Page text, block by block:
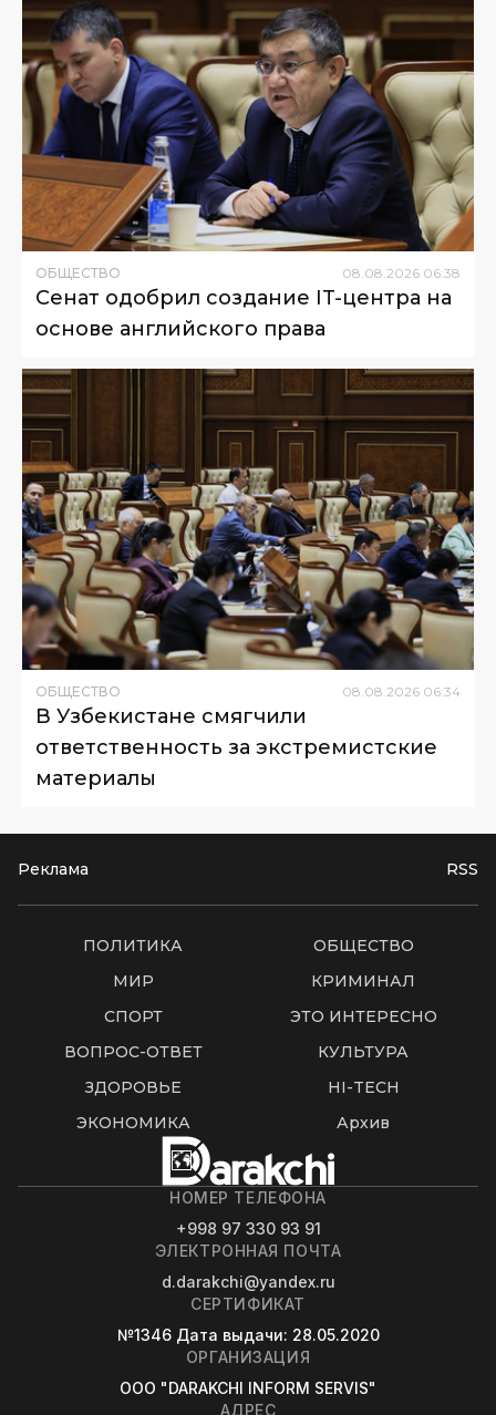
ОБЩЕСТВО 08 08 2026 06:38
Сенат одобрил создание IT-центра на
основе английского права
ОБЩЕСТВО 08.08.2026 06:34
В Узбекистане смягчили
ответственность за экстремистские
материалы
Реклама RSS
ПОЛИТИКА
ОБЩЕСТВО
МИР
КРИМИНАЛ
СПОРТ
ЭТО ИНТЕРЕСНО
ВОПРОС-ОТВЕТ
КУЛЬТУРА
ЗДОРОВЬЕ
HI-TECH
ЭКОНОМИКА
Архив
НОМЕР ТЕЛЕФОНА
+998 97 330 93 91
ЭЛЕКТРОННАЯ ПОЧТА
d.darakchi@yandex.ru
СЕРТИФИКАТ
№1346 Дата выдачи: 28.05.2020
ОРГАНИЗАЦИЯ
OOO "DARAKCHI INFORM SERVIS"
АДРЕС